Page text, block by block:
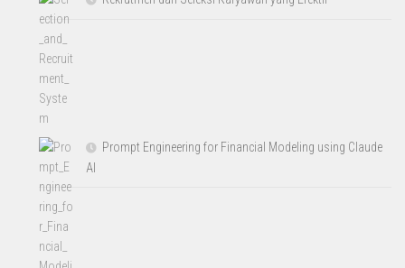
Prompt Engineering for Financial Modeling using Claude
AI